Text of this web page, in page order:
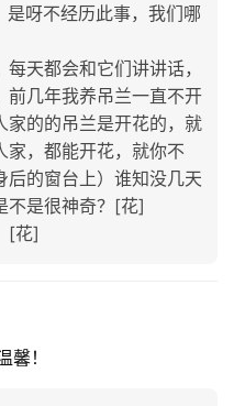
是呀不经历此事，我们哪
天都会和它们讲讲话，
前几年我养吊兰一直不开
家的的吊兰是开花的，就
家，都能开花，就你不
后的窗台上）谁知没几天
不是很神奇？[花]
[花]
！